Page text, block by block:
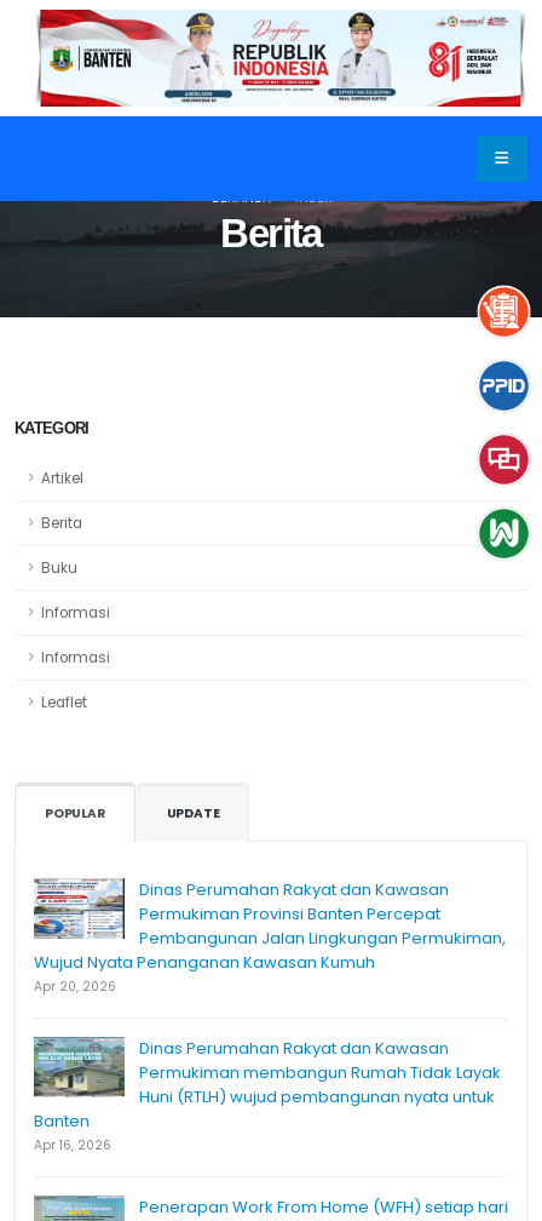
Berita
BERANDA INDEX
KATEGORI
Artikel
Berita
Buku
Informasi
Informasi
Leaflet
POPULAR UPDATE
Dinas Perumahan Rakyat dan Kawasan
Permukiman Provinsi Banten Percepat
Pembangunan Jalan Lingkungan Permukiman,
Wujud Nyata Penanganan Kawasan Kumuh
Apr 20, 2026
Dinas Perumahan Rakyat dan Kawasan
Permukiman membangun Rumah Tidak Layak
Huni (RTLH) wujud pembangunan nyata untuk
Banten
Apr 16, 2026
Penerapan Work From Home (WFH) setiap hari